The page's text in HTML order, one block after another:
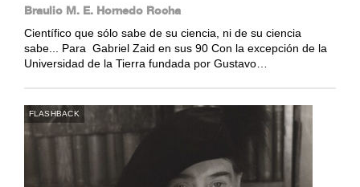
Braulio M. E. Hornedo Rocha
Científico que sólo sabe de su ciencia, ni de su ciencia
sabe... Para Gabriel Zaid en sus 90 Con la excepción de la
Universidad de la Tierra fundada por Gustavo…
FLASHBACK